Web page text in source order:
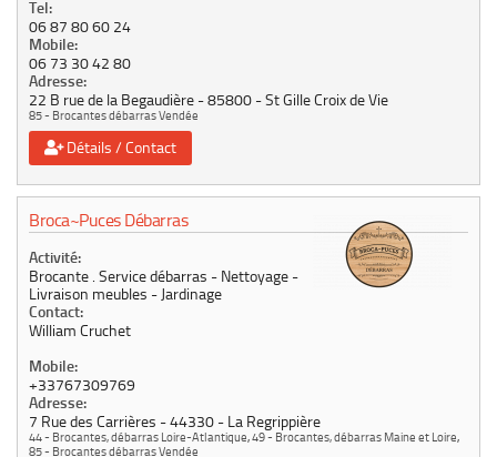
Tel:
06 87 80 60 24
Mobile:
06 73 30 42 80
Adresse:
22 B rue de la Begaudière 85800 St Gille Croix de Vie
85 - Brocantes débarras Vendée
Détails / Contact
Broca~Puces Débarras
Activité:
Brocante . Service débarras - Nettoyage -
Livraison meubles - Jardinage
Contact:
William Cruchet
Mobile:
+33767309769
Adresse:
7 Rue des Carrières 44330 La Regrippière
44 - Brocantes, débarras Loire-Atlantique,49 - Brocantes, débarras Maine et Loire,
85 - Brocantes débarras Vendée